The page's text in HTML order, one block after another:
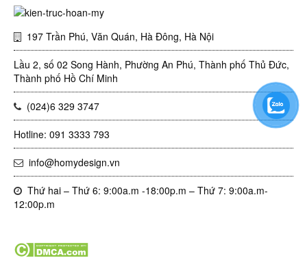
197 Trần Phú, Văn Quán, Hà Đông, Hà Nội
Lầu 2, số 02 Song Hành, Phường An Phú, Thành phố Thủ Đức,
Thành phố Hồ Chí Minh
(024)6 329 3747
Hotline: 091 3333 793
info@homydesign.vn
Thứ hai – Thứ 6: 9:00a.m -18:00p.m – Thứ 7: 9:00a.m-
12:00p.m